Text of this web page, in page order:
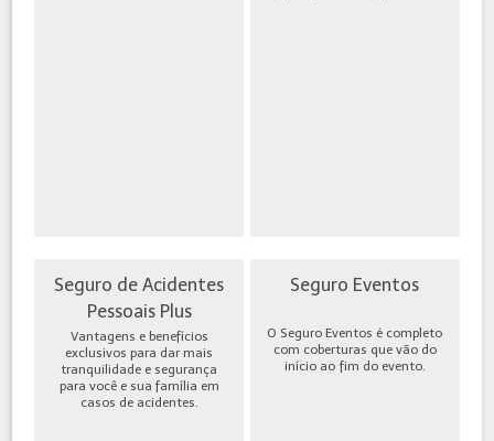
Seguro de Acidentes
Pessoais Plus
Vantagens e benefícios
exclusivos para dar mais
tranquilidade e segurança
para você e sua família em
casos de acidentes.
Seguro Eventos
O Seguro Eventos é completo
com coberturas que vão do
início ao fim do evento.